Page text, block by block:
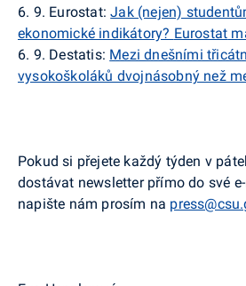
6. 9. Eurostat:Jak (nejen)
ekonomické indikátory? Eurostat
6. 9. Destatis: Mezi dnešními
vysokoškoláků dvojnásobný než
Pokud si přejete každý týden v
dostávat newsletterpřímo do své e-
napište nám prosím na